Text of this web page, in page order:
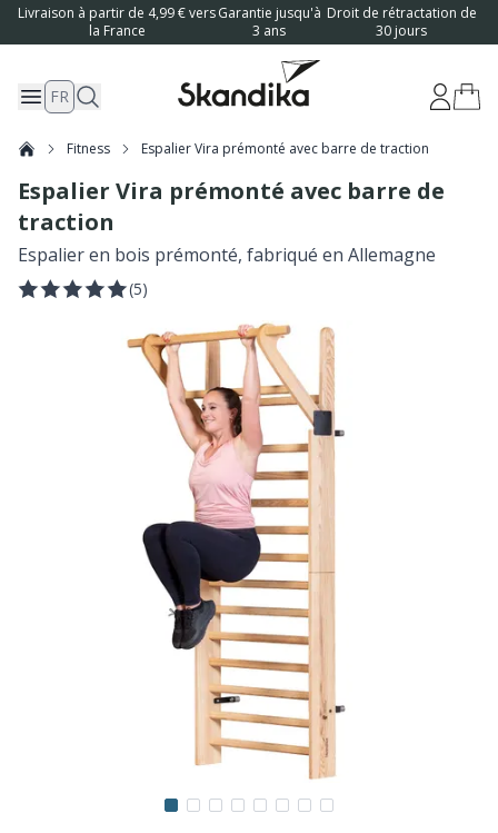
Livraison à partir de 4,99 € vers
la France
Garantie jusqu'à
3 ans
Droit de rétractation de
30 jours
FR
Fitness Espalier Vira prémonté avec barre de traction
Espalier Vira prémonté avec barre de
traction
Espalier en bois prémonté, fabriqué en Allemagne
(5)